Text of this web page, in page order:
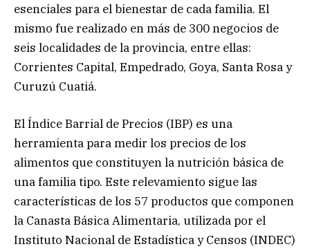
esenciales para el bienestar de cada familia. El
mismo fue realizado en más de 300 negocios de
seis localidades de la provincia, entre ellas:
Corrientes Capital, Empedrado, Goya, Santa Rosa y
Curuzú Cuatiá.
El Índice Barrial de Precios (IBP) es una
herramienta para medir los precios de los
alimentos que constituyen la nutrición básica de
una familia tipo. Este relevamiento sigue las
características de los 57 productos que componen
la Canasta Básica Alimentaria, utilizada por el
Instituto Nacional de Estadística y Censos (INDEC)